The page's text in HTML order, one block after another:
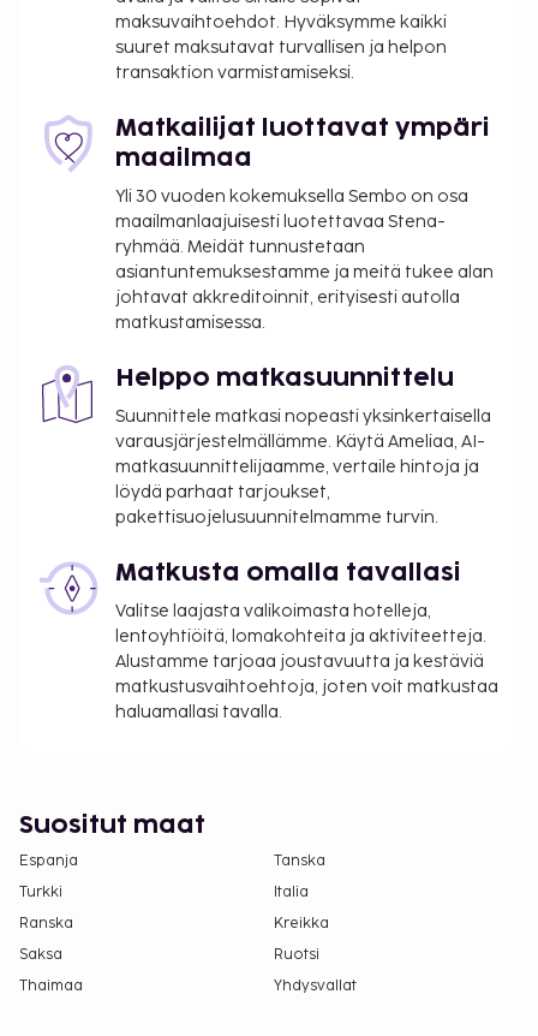
tässä majoituspaikassa. Saat lisätietoja asiasta
ottamalla yhteyttä majoituspaikkaan
varausvahvistuksessa olevien tietojen avulla.
voi tehdä ottamalla majoituspaikkaan yhteyttä
ennen saapumista soittamalla
varausvahvistuksessa olevaan numeroon.
Asiakkaita, jotka ovat 18 vuoden ikäisiä tai
nuorempia, ei saa tuoda tähän vain aikuisille
tarkoitettuun majoituspaikkaan.
maksuvaihtoehdot. Hyväksymme kaikki
suuret maksutavat turvallisen ja helpon
transaktion varmistamiseksi.
Matkailijat luottavat ympäri
maailmaa
Yli 30 vuoden kokemuksella Sembo on osa
maailmanlaajuisesti luotettavaa Stena-
ryhmää. Meidät tunnustetaan
asiantuntemuksestamme ja meitä tukee alan
johtavat akkreditoinnit, erityisesti autolla
matkustamisessa.
Helppo matkasuunnittelu
Suunnittele matkasi nopeasti yksinkertaisella
varausjärjestelmällämme. Käytä Ameliaa, AI-
matkasuunnittelijaamme, vertaile hintoja ja
löydä parhaat tarjoukset,
pakettisuojelusuunnitelmamme turvin.
Matkusta omalla tavallasi
Valitse laajasta valikoimasta hotelleja,
lentoyhtiöitä, lomakohteita ja aktiviteetteja.
Alustamme tarjoaa joustavuutta ja kestäviä
matkustusvaihtoehtoja, joten voit matkustaa
haluamallasi tavalla.
Suositut maat
Espanja
Tanska
Turkki
Italia
Ranska
Kreikka
Saksa
Ruotsi
Thaimaa
Yhdysvallat